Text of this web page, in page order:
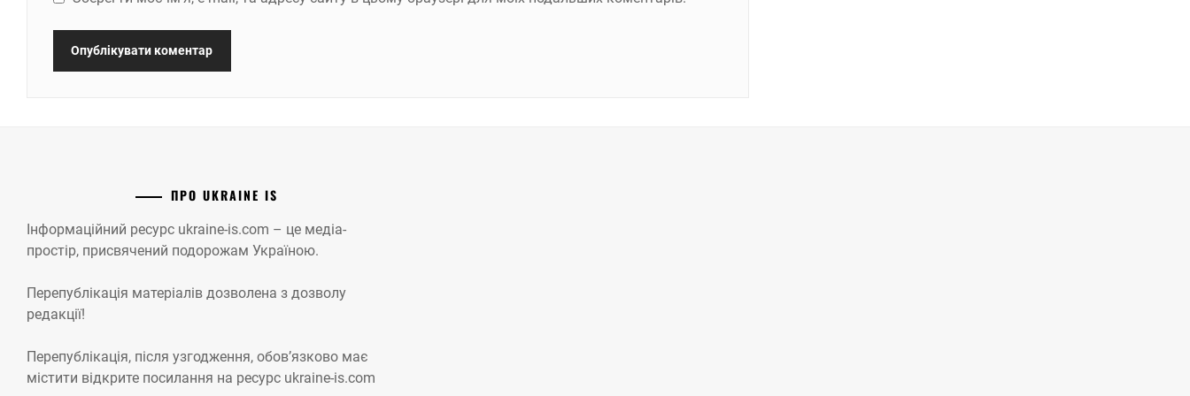
ПРО UKRAINE IS
Інформаційний ресурс ukraine-is.com – це медіа-
простір, присвячений подорожам Україною.
Перепублікація матеріалів дозволена з дозволу
редакції!
Перепублікація, після узгодження, обов’язково має
містити відкрите посилання на ресурс ukraine-is.com